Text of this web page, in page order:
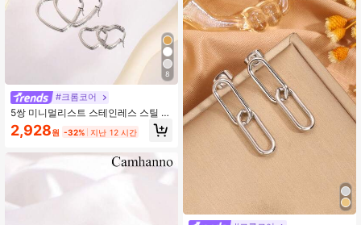
8
#크롬코어
5쌍 미니멀리스트 스테인레스 스틸 하
트 후프 귀걸이, 남녀 장식용에 적합
2,928원 -32% 지난 12 시간